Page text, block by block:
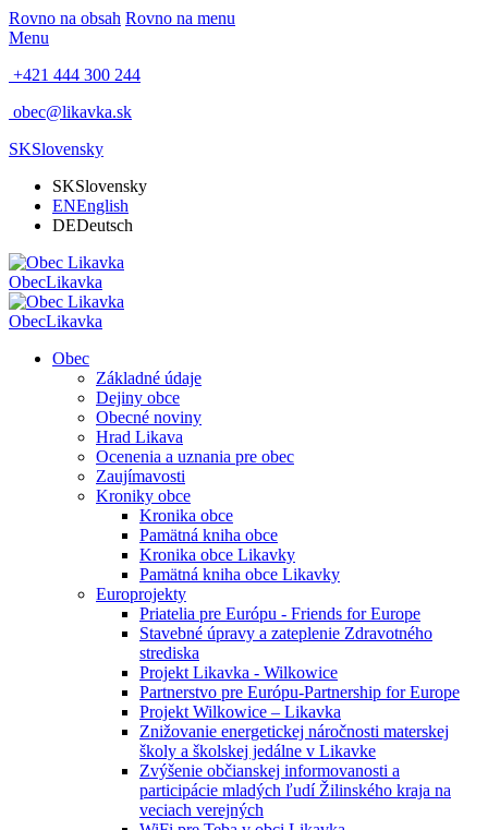
Rovno na obsah Rovno na menu
Menu
+421 444 300 244
obec@likavka.sk
SKSlovensky
SKSlovensky
ENEnglish
DEDeutsch
ObecLikavka
ObecLikavka
Obec
Základné údaje
Dejiny obce
Obecné noviny
Hrad Likava
Ocenenia a uznania pre obec
Zaujímavosti
Kroniky obce
Kronika obce
Pamätná kniha obce
Kronika obce Likavky
Pamätná kniha obce Likavky
Europrojekty
Priatelia pre Európu - Friends for Europe
Stavebné úpravy a zateplenie Zdravotného
strediska
Projekt Likavka - Wilkowice
Partnerstvo pre Európu-Partnership for Europe
Projekt Wilkowice – Likavka
Znižovanie energetickej náročnosti materskej
školy a školskej jedálne v Likavke
Zvýšenie občianskej informovanosti a
participácie mladých ľudí Žilinského kraja na
veciach verejných